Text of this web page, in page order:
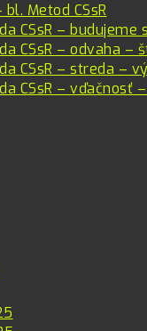
Metod CSsR
CSsR –
CSsR – odvaha –
CSsR – streda –
CSsR – vďačnosť